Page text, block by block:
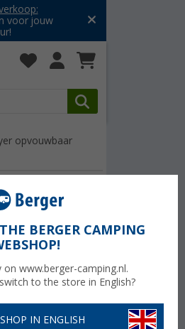
voor jouw
opvouwbaar
BERGER CAMPING
on www.berger-camping.nl.
to the store in English?
IN ENGLISH